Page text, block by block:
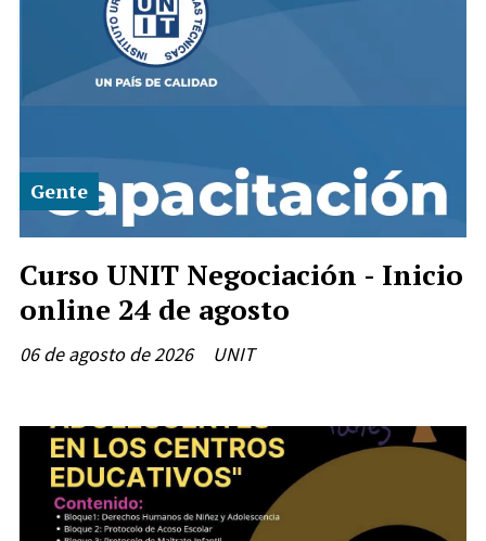
Curso UNIT Negociación - Inicio
online 24 de agosto
UNIT
Gente
06 de agosto de 2026